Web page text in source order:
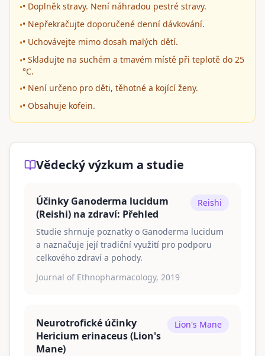
•• Doplněk stravy. Není náhradou pestré stravy.
•• Nepřekračujte doporučené denní dávkování.
•• Uchovávejte mimo dosah malých dětí.
•• Skladujte na suchém a tmavém místě při teplotě do 25
°C.
•• Není určeno pro děti, těhotné a kojící ženy.
•• Obsahuje kofein.
Vědecký výzkum a studie
Účinky Ganoderma lucidum
(Reishi) na zdraví: Přehled
Reishi
Studie shrnuje poznatky o Ganoderma lucidum
a naznačuje její tradiční využití pro podporu
celkového zdraví a pohody.
Journal of Ethnopharmacology, 2019
Neurotrofické účinky
Hericium erinaceus (Lion's
Mane)
Lion's Mane